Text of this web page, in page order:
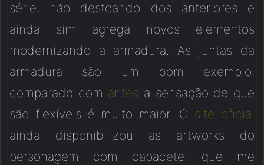
série, não destoando dos anteriores e
ainda sim agrega novos elementos
modernizando a armadura. As juntas da
armadura são um bom exemplo,
comparado com antes a sensação de que
são flexíveis é muito maior. O site oficial
ainda disponibilizou as artworks do
personagem com capacete, que me